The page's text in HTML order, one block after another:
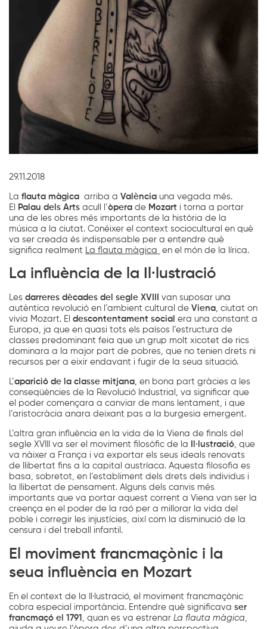
29.11.2018
Laflauta màgica arriba aValènciauna vegada més.
El Palau dels Arts acull l’òpera de Mozart i torna a portar
una de les obres més importants de la història de la
música a la ciutat. Conéixer el context sociocultural en què
va ser creada és indispensable per a entendre què
significa realment
La flauta màgica en el món de la lírica.
La influència de la Il·lustració
Lesdarreres dècades del segle XVIII
van suposar una
autèntica revolució en l’ambient cultural deViena, ciutat on
vivia Mozart. Eldescontentament social era una constant a
Europa, ja que en quasi tots els països l’estructura de
classes predominant feia que un grup molt xicotet de rics
dominara a la major part de pobres, que no tenien drets ni
recursos per a eixir endavant i fugir de la seua situació.
L’aparició de la classe mitjana, en bona part gràcies a les
conseqüències de la Revolució Industrial, va significar que
el poder començara a canviar de mans lentament, i que
l’aristocràcia anara deixant pas a la burgesia emergent.
L’altra gran influència en la vida de la Viena de finals del
segle XVIII va ser el moviment filosòfic de la
Il·lustració, que
va nàixer a França i va exportar els seus ideals renovats
de llibertat fins a la capital austríaca. Aquesta filosofia es
basa, sobretot, en l’establiment dels drets dels individus i
la llibertat de pensament. Alguns dels canvis més
importants que va portar aquest corrent a Viena van ser la
creença en el poder de la raó per a millorar la vida del
poble i corregir les injustícies, així com la disminució de la
censura i del treball infantil.
El moviment francmaçònic i la
seua influència en Mozart
En el context de la Il·lustració, el moviment francmaçònic
cobra especial importància. Entendre què significavaser
francmaçó el 1791
, quan es va estrenarLa flauta màgica